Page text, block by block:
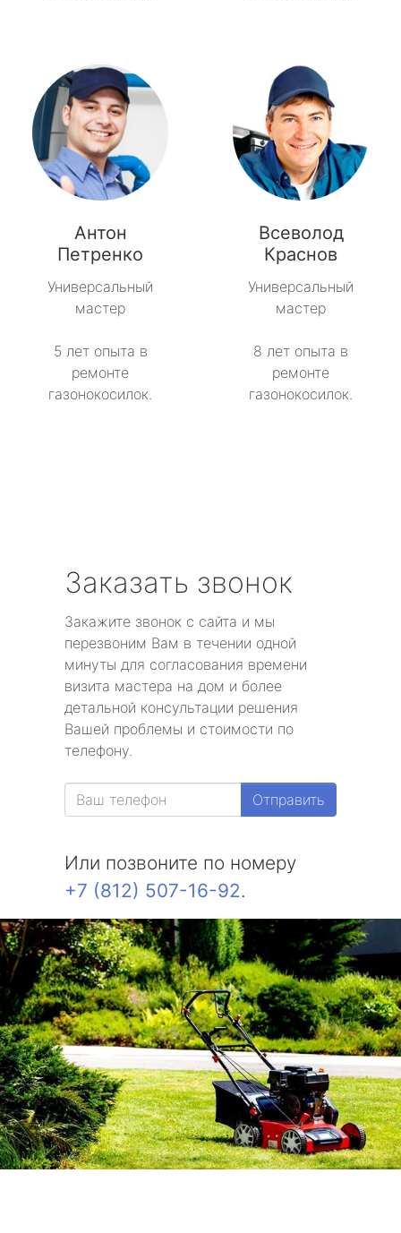
Антон
Петренко
Универсальный
мастер
5 лет опыта в
ремонте
газонокосилок.
Всеволод
Краснов
Универсальный
мастер
8 лет опыта в
ремонте
газонокосилок.
Заказать звонок
Закажите звонок с сайта и мы
перезвоним Вам в течении одной
минуты для согласования времени
визита мастера на дом и более
детальной консультации решения
Вашей проблемы и стоимости по
телефону.
Отправить
Или позвоните по номеру
+7 (812) 507-16-92.